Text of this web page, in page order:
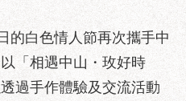
的白色情人節再次攜手中
「相遇中山・玫好時
過手作體驗及交流活動